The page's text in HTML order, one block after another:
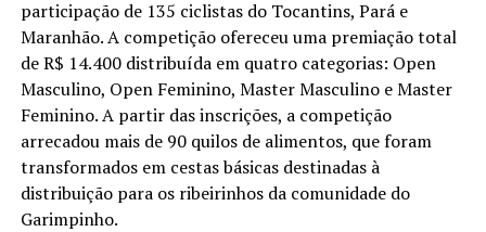
participação de 135 ciclistas do Tocantins, Pará e
Maranhão. A competição ofereceu uma premiação total
de R$ 14.400 distribuída em quatro categorias: Open
Masculino, Open Feminino, Master Masculino e Master
Feminino. A partir das inscrições, a competição
arrecadou mais de 90 quilos de alimentos, que foram
transformados em cestas básicas destinadas à
distribuição para os ribeirinhos da comunidade do
Garimpinho.